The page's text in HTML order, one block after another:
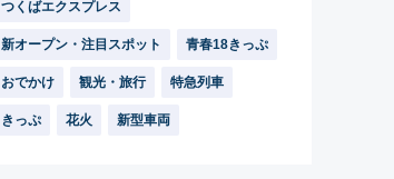
つくばエクスプレス
新オープン・注目スポット 青春18きっぷ
おでかけ 観光・旅行 特急列車
きっぷ 花火 新型車両